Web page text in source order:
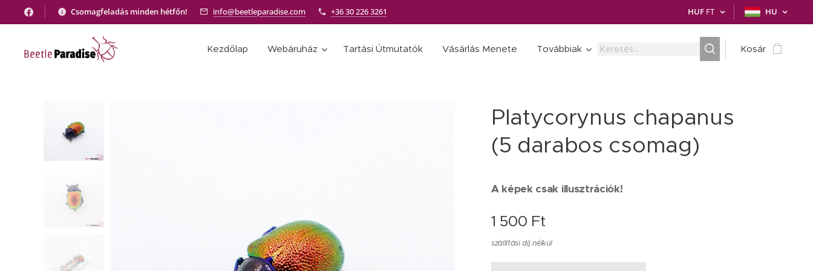
Csomagfeladás minden hétfőn! info@beetleparadise.com +36 30 226 3261 HUF FT HU
Kezdőlap Webáruház Tartási Útmutatók Vásárlás Menete Továbbiak Kosár
Platycorynus chapanus
(5 darabos csomag)
A képek csak illusztrációk!
1 500 Ft
szállítási díj nélkül